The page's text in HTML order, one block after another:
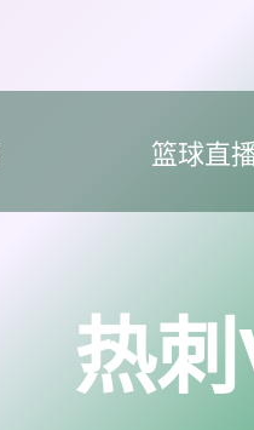
篮球直
热